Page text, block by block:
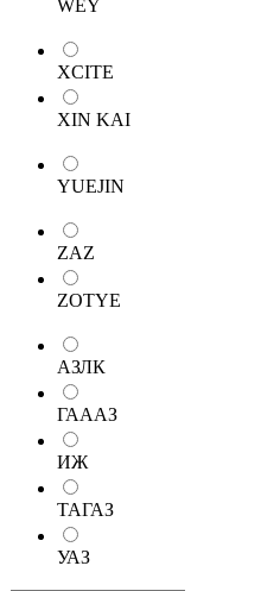
WEY
XCITE
XIN KAI
YUEJIN
ZAZ
ZOTYE
АЗЛК
ГАААЗ
ИЖ
ТАГАЗ
УАЗ